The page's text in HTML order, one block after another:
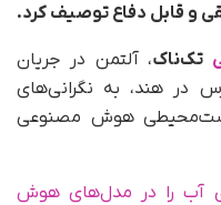
و قابل دفاع توصیف کرد.
تک‌ناک، آلتمن در جریان
در هند، به نگرانی‌های
هوش مصنوعی
آب را در مدل‌های هوش